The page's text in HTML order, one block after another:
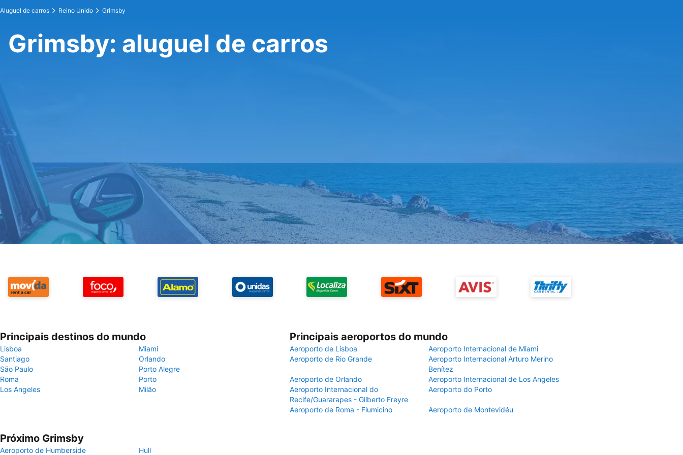
Aluguel de carros Reino Unido Grimsby
Grimsby: aluguel de carros
Principais destinos do mundo
Lisboa
Miami
Santiago
Orlando
São Paulo
Porto Alegre
Roma
Porto
Los Angeles
Milão
Principais aeroportos do mundo
Aeroporto de Lisboa
Aeroporto Internacional de Miami
Aeroporto de Rio Grande
Aeroporto Internacional Arturo Merino
Benítez
Aeroporto de Orlando
Aeroporto Internacional de Los Angeles
Aeroporto Internacional do
Recife/Guararapes - Gilberto Freyre
Aeroporto do Porto
Aeroporto de Roma - Fiumicino Aeroporto de Montevidéu
Próximo Grimsby
Aeroporto de Humberside Hull